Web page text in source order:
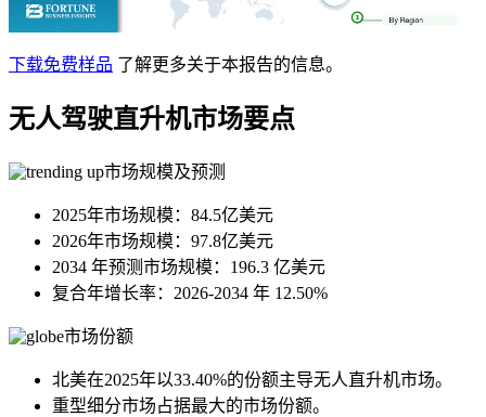
下载免费样品 了解更多关于本报告的信息。
无人驾驶直升机市场要点
市场规模及预测
2025年市场规模：84.5亿美元
2026年市场规模：97.8亿美元
2034 年预测市场规模：196.3 亿美元
复合年增长率：2026-2034 年 12.50%
市场份额
北美在2025年以33.40%的份额主导无人直升机市场。
重型细分市场占据最大的市场份额。